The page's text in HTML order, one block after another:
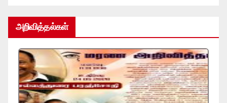
அறிவித்தல்கள்